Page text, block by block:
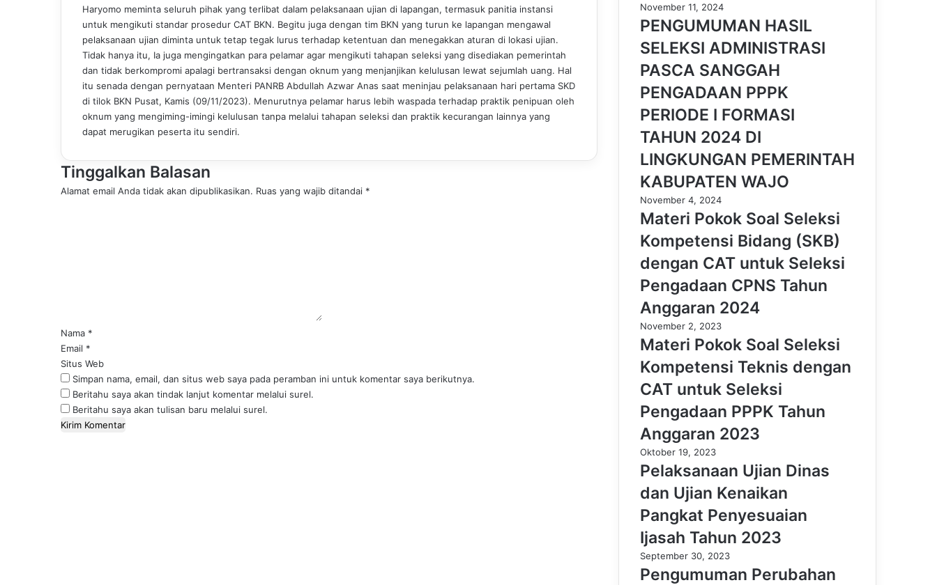
Haryomo meminta seluruh pihak yang terlibat dalam pelaksanaan ujian di lapangan, termasuk panitia instansi
untuk mengikuti standar prosedur CAT BKN. Begitu juga dengan tim BKN yang turun ke lapangan mengawal
pelaksanaan ujian diminta untuk tetap tegak lurus terhadap ketentuan dan menegakkan aturan di lokasi ujian.
Tidak hanya itu, Ia juga mengingatkan para pelamar agar mengikuti tahapan seleksi yang disediakan pemerintah
dan tidak berkompromi apalagi bertransaksi dengan oknum yang menjanjikan kelulusan lewat sejumlah uang. Hal
itu senada dengan pernyataan Menteri PANRB Abdullah Azwar Anas saat meninjau pelaksanaan hari pertama SKD
di tilok BKN Pusat, Kamis (09/11/2023). Menurutnya pelamar harus lebih waspada terhadap praktik penipuan oleh
oknum yang mengiming-imingi kelulusan tanpa melalui tahapan seleksi dan praktik kecurangan lainnya yang
dapat merugikan peserta itu sendiri.
Tinggalkan Balasan
Alamat email Anda tidak akan dipublikasikan. Ruas yang wajib ditandai *
*Nama *
Email *
Situs Web
Simpan nama, email, dan situs web saya pada peramban ini untuk komentar saya berikutnya.
Beritahu saya akan tindak lanjut komentar melalui surel.
Beritahu saya akan tulisan baru melalui surel.
November 11, 2024
PENGUMUMAN HASIL
SELEKSI ADMINISTRASI
PASCA SANGGAH
PENGADAAN PPPK
PERIODE I FORMASI
TAHUN 2024 DI
LINGKUNGAN PEMERINTAH
KABUPATEN WAJO
November 4, 2024
Materi Pokok Soal Seleksi
Kompetensi Bidang (SKB)
dengan CAT untuk Seleksi
Pengadaan CPNS Tahun
Anggaran 2024
November 2, 2023
Materi Pokok Soal Seleksi
Kompetensi Teknis dengan
CAT untuk Seleksi
Pengadaan PPPK Tahun
Anggaran 2023
Oktober 19, 2023
Pelaksanaan Ujian Dinas
dan Ujian Kenaikan
Pangkat Penyesuaian
Ijasah Tahun 2023
September 30, 2023
Pengumuman Perubahan